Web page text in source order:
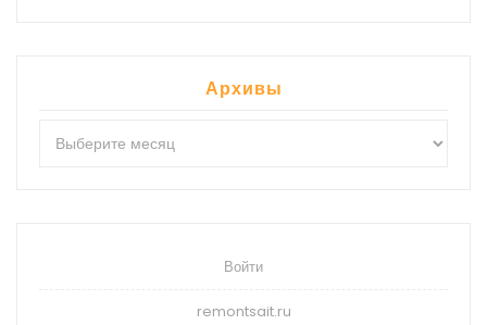
Архивы
Войти
remontsait.ru